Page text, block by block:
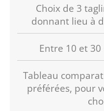
Choix de 3
donnant lieu à
Entre 10 et
Tableau
préférées, pour